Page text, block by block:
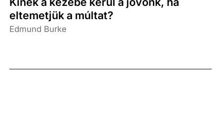
eltemetjük a múltat?
Edmund Burke